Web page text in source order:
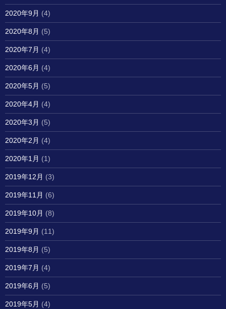
2020年9月 (4)
2020年8月 (5)
2020年7月 (4)
2020年6月 (4)
2020年5月 (5)
2020年4月 (4)
2020年3月 (5)
2020年2月 (4)
2020年1月 (1)
2019年12月 (3)
2019年11月 (6)
2019年10月 (8)
2019年9月 (11)
2019年8月 (5)
2019年7月 (4)
2019年6月 (5)
2019年5月 (4)